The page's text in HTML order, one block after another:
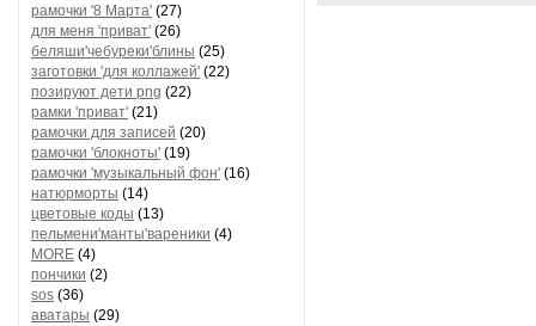
рамочки '8 Марта' (27)
для меня 'приват' (26)
беляши'чебуреки'блины (25)
заготовки 'для коллажей' (22)
позируют дети png (22)
рамки 'приват' (21)
рамочки для записей (20)
рамочки 'блокноты' (19)
рамочки 'музыкальный фон' (16)
натюрморты (14)
цветовые коды (13)
пельмени'манты'вареники (4)
MORE (4)
пончики (2)
sos (36)
аватары (29)